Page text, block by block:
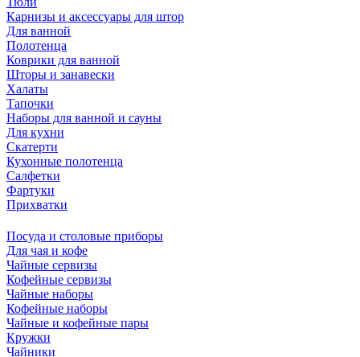
Карнизы и аксессуары для штор
Для ванной
Полотенца
Коврики для ванной
Шторы и занавески
Халаты
Тапочки
Наборы для ванной и сауны
Для кухни
Скатерти
Кухонные полотенца
Салфетки
Фартуки
Прихватки
Посуда и столовые приборы
Для чая и кофе
Чайные сервизы
Кофейные сервизы
Чайные наборы
Кофейные наборы
Чайные и кофейные пары
Кружки
Чайники